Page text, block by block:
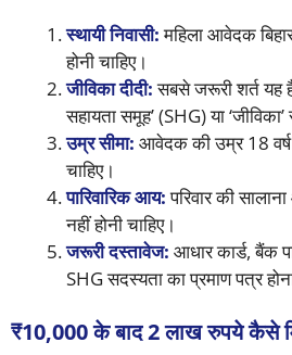
स्थायी निवासी:महिला आवेदक
होनी चाहिए।
जीविका दीदी:सबसे जरूरी शर्त यह
सहायता समूह’ (SHG) या
उम्र सीमा: आवेदक की उम्र 18 वर्ष
चाहिए।
पारिवारिक आय:परिवार की
नहीं होनी चाहिए।
जरूरी दस्तावेज: आधार कार्ड, बैंक
SHG सदस्यता का प्रमाण पत्र
₹10,000 के बाद 2 लाख रुपये कैसे